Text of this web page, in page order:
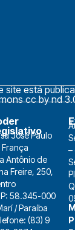
está
cc by nd
José Paulo
Antônio de
Freire, 250,
58.345-000
/ Paraíba
(83) 9
–